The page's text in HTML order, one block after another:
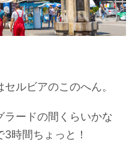
ルビアのこのへん。
ラードの間くらいかな
時間ちょっと！